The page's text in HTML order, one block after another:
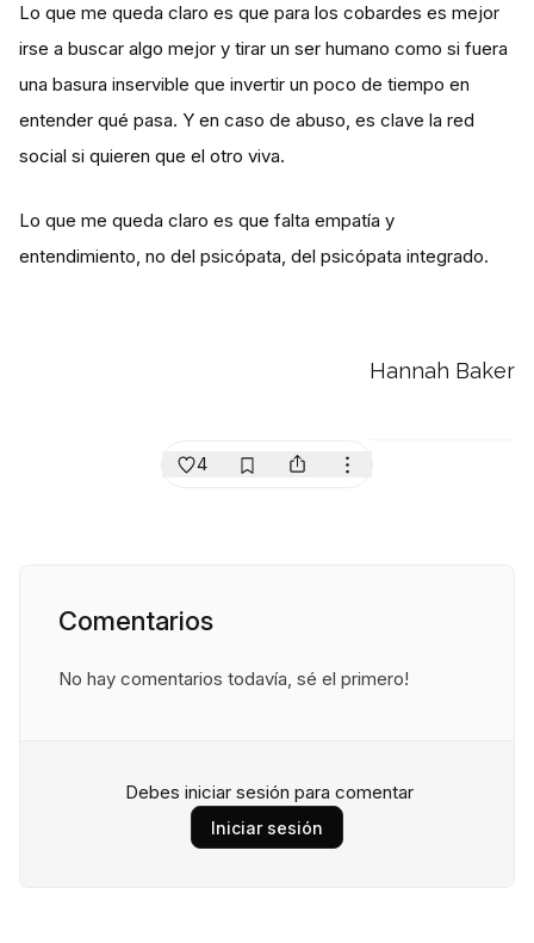
Lo que me queda claro es que para los cobardes es mejor
irse a buscar algo mejor y tirar un ser humano como si fuera
una basura inservible que invertir un poco de tiempo en
entender qué pasa. Y en caso de abuso, es clave la red
social si quieren que el otro viva.
Lo que me queda claro es que falta empatía y
entendimiento, no del psicópata, del psicópata integrado.
Hannah Baker
4
Comentarios
No hay comentarios todavía, sé el primero!
Debes iniciar sesión para comentar
Iniciar sesión